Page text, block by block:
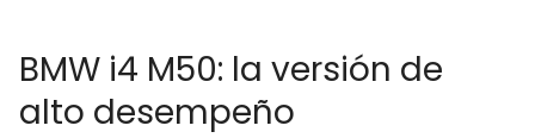
BMW i4 M50: la versión de
alto desempeño